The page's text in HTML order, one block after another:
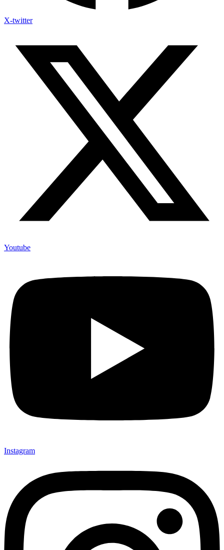
X-twitter
Youtube
Instagram